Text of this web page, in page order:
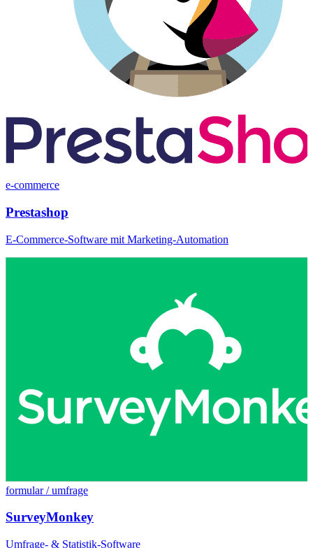
e-commerce
Prestashop
E-Commerce-Software mit Marketing-Automation
formular / umfrage
SurveyMonkey
Umfrage- & Statistik-Software